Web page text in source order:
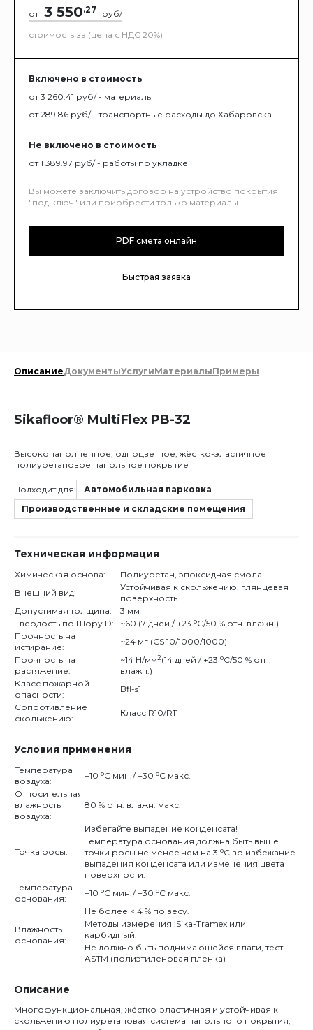
от 3 550.27
руб/
стоимость за (цена с НДС 20%)
Включено в стоимость
от 3 260.41 руб/ - материалы
от 289.86 руб/ - транспортные расходы до Хабаровска
Не включено в стоимость
от 1 389.97 руб/ - работы по укладке
Вы можете заключить договор на устройство покрытия
"под ключ" или приобрести только материалы
PDF смета онлайн
Быстрая заявка
ОписаниеДокументыУслугиМатериалыПримеры
Sikafloor® MultiFlex PB-32
Высоконаполненное, одноцветное, жёстко-эластичное
полиуретановое напольное покрытие
Подходит для:
Автомобильная парковка
Производственные и складские помещения
Техническая информация
Химическая основа:
Полиуретан, эпоксидная смола
Внешний вид:
Устойчивая к скольжению, глянцевая
поверхность
Допустимая толщина:
3 мм
Твёрдость по Шору D:
~60 (7 дней / +23 oС/50 % отн. влажн.)
Прочность на
истирание:
~24 мг (СS 10/1000/1000)
Прочность на
растяжение:
~14 Н/мм2(14 дней / +23 oС/50 % отн.
влажн.)
Класс пожарной
опасности:
Bfl-s1
Сопротивление
скольжению:
Класс R10/R11
Условия применения
Температура
воздуха:
+10 oС мин./ +30 oС макс.
Относительная
влажность
воздуха:
80 % отн. влажн. макс.
Точка росы:
Избегайте выпадение конденсата!
Температура основания должна быть выше
точки росы не менее чем на 3 oС во избежание
выпадения конденсата или изменения цвета
поверхности.
Температура
основания:
+10 oС мин./ +30 oС макс.
Влажность
основания:
Не более < 4 % по весу.
Методы измерения :Sika-Tramex или
карбидный.
Не должно быть поднимающейся влаги, тест
ASTM (полиэтиленовая пленка)
Описание
Многофункциональная, жёстко-эластичная и устойчивая к
скольжению полиуретановая система напольного покрытия,